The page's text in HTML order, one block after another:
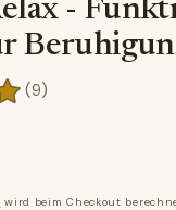
-
(9)9
wird beim Checkout